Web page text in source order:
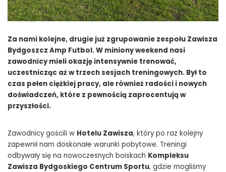
Za nami kolejne, drugie już zgrupowanie zespołu Zawisza
Bydgoszcz Amp Futbol. W miniony weekend nasi
zawodnicy mieli okazję intensywnie trenować,
uczestnicząc aż w trzech sesjach treningowych. Był to
czas pełen ciężkiej pracy, ale również radości i nowych
doświadczeń, które z pewnością zaprocentują w
przyszłości.
Zawodnicy gościli w Hotelu Zawisza, który po raz kolejny
zapewnił nam doskonałe warunki pobytowe. Treningi
odbywały się na nowoczesnych boiskach Kompleksu
Zawisza Bydgoskiego Centrum Sportu, gdzie mogliśmy